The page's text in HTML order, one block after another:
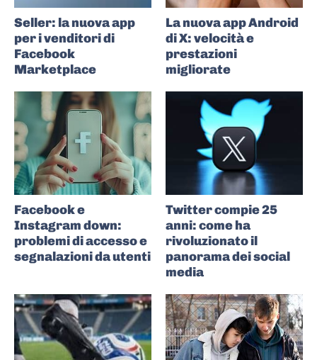
Seller: la nuova app
per i venditori di
Facebook
Marketplace
La nuova app Android
di X: velocità e
prestazioni
migliorate
Facebook e
Instagram down:
problemi di accesso e
segnalazioni da utenti
Twitter compie 25
anni: come ha
rivoluzionato il
panorama dei social
media